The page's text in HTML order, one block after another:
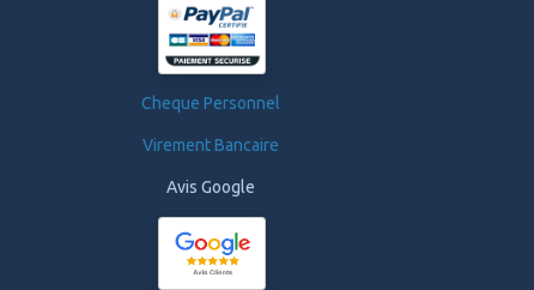
Cheque Personnel
Virement Bancaire
Avis Google